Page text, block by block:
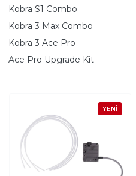
Kobra S1 Combo
Kobra 3 Max Combo
Kobra 3 Ace Pro
Ace Pro Upgrade Kit